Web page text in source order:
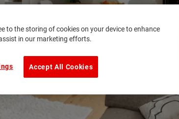
to the storing of cookies on your device to enhance
in our marketing efforts.
Accept All Cookies